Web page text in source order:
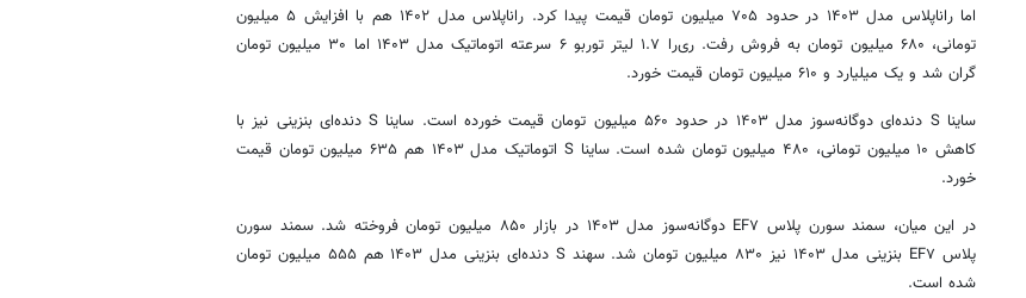
اما راناپلاس مدل ۱۴۰۳ در حدود ۷۰۵ میلیون تومان قیمت پیدا کرد. راناپلاس مدل ۱۴۰۲ هم با افزایش ۵ میلیون
تومانی، ۶۸۰ میلیون تومان به فروش رفت. ری‌را ۱.۷ لیتر توربو ۶ سرعته اتوماتیک مدل ۱۴۰۳ اما ۳۰ میلیون تومان
گران شد و یک میلیارد و ۶۱۰ میلیون تومان قیمت خورد.
ساینا S دنده‌ای دوگانه‌سوز مدل ۱۴۰۳ در حدود ۵۶۰ میلیون تومان قیمت خورده است. ساینا S دنده‌ای بنزینی نیز با
کاهش ۱۰ میلیون تومانی، ۴۸۰ میلیون تومان شده است. ساینا S اتوماتیک مدل ۱۴۰۳ هم ۶۳۵ میلیون تومان قیمت
خورد.
در این میان، سمند سورن پلاس EF۷ دوگانه‌سوز مدل ۱۴۰۳ در بازار ۸۵۰ میلیون تومان فروخته شد. سمند سورن
پلاس EF۷ بنزینی مدل ۱۴۰۳ نیز ۸۳۰ میلیون تومان شد. سهند S دنده‌ای بنزینی مدل ۱۴۰۳ هم ۵۵۵ میلیون تومان
شده است.